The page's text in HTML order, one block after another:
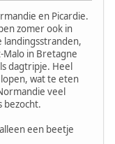
en Picardie.
zomer ook in
landingsstranden,
Malo in Bretagne
dagtripje. Heel
wat te eten
veel
bezocht.
een beetje